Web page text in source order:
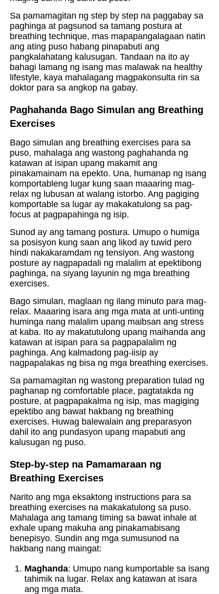
Sa pamamagitan ng step by step na paggabay sa
paghinga at pagsunod sa tamang postura at
breathing technique, mas mapapangalagaan natin
ang ating puso habang pinapabuti ang
pangkalahatang kalusugan. Tandaan na ito ay
bahagi lamang ng isang mas malawak na healthy
lifestyle, kaya mahalagang magpakonsulta rin sa
doktor para sa angkop na gabay.
Paghahanda Bago Simulan ang Breathing
Exercises
Bago simulan ang breathing exercises para sa
puso, mahalaga ang wastong paghahanda ng
katawan at isipan upang makamit ang
pinakamainam na epekto. Una, humanap ng isang
komportableng lugar kung saan maaaring mag-
relax ng lubusan at walang istorbo. Ang pagiging
komportable sa lugar ay makakatulong sa pag-
focus at pagpapahinga ng isip.
Sunod ay ang tamang postura. Umupo o humiga
sa posisyon kung saan ang likod ay tuwid pero
hindi nakakaramdam ng tensiyon. Ang wastong
posture ay nagpapadali ng malalim at epektibong
paghinga, na siyang layunin ng mga breathing
exercises.
Bago simulan, maglaan ng ilang minuto para mag-
relax. Maaaring isara ang mga mata at unti-unting
huminga nang malalim upang maibsan ang stress
at kaba. Ito ay makatutulong upang maihanda ang
katawan at isipan para sa pagpapalalim ng
paghinga. Ang kalmadong pag-iisip ay
nagpapalakas ng bisa ng mga breathing exercises.
Sa pamamagitan ng wastong preparation tulad ng
paghanap ng comfortable place, pagtatakda ng
posture, at pagpapakalma ng isip, mas magiging
epektibo ang bawat hakbang ng breathing
exercises. Huwag balewalain ang preparasyon
dahil ito ang pundasyon upang mapabuti ang
kalusugan ng puso.
Step-by-step na Pamamaraan ng
Breathing Exercises
Narito ang mga eksaktong instructions para sa
breathing exercises na makakatulong sa puso.
Mahalaga ang tamang timing sa bawat inhale at
exhale upang makuha ang pinakamabisang
benepisyo. Sundin ang mga sumusunod na
hakbang nang maingat:
Maghanda: Umupo nang kumportable sa isang
tahimik na lugar. Relax ang katawan at isara
ang mga mata.